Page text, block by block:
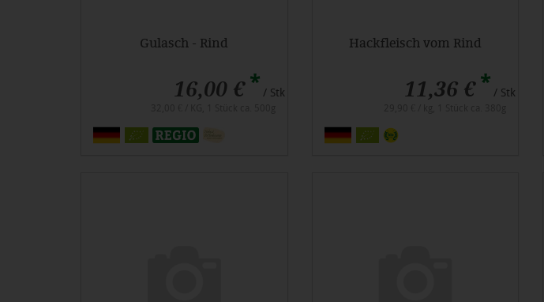
Gulasch - Rind
16,00 €* / Stk
Hackfleisch vom Rind
11,36 €* / Stk